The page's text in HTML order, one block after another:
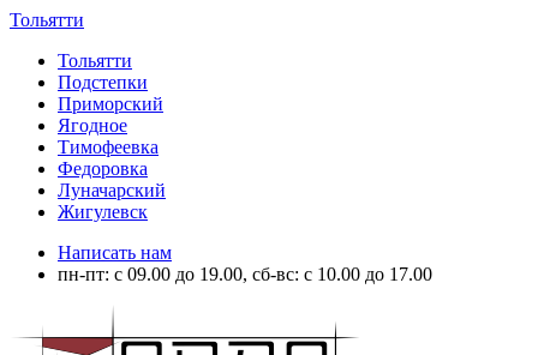
Тольятти
Тольятти
Подстепки
Приморский
Ягодное
Тимофеевка
Федоровка
Луначарский
Жигулевск
Написать нам
пн-пт: с 09.00 до 19.00, сб-вс: с 10.00 до 17.00